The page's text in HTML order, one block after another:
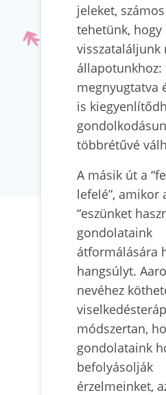
jeleket,
tehetünk, hogy
visszataláljunk
megnyugtatva
is
többrétűvé
A másik út a
lefelé”, amikor
“eszünket
gondolataink
átformálására
hangsúlyt.
nevéhez
módszertan,
gondolataink
befolyásolják
érzelmeinket,